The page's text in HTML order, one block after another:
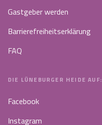
Gastgeber werden
Barrierefreiheitserklärung
FAQ
DIE LÜNEBURGER HEIDE AUF:
Facebook
Instagram